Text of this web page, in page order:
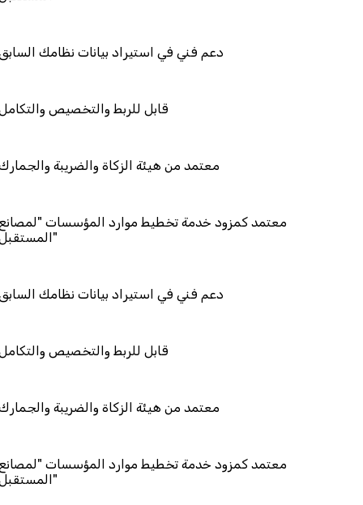
دعم فني في استيراد بيانات
قابل للربط
معتمد من هيئة الزكاة
معتمد كمزود خدمة تخطيط موارد
دعم فني في استيراد بيانات
قابل للربط
معتمد من هيئة الزكاة
معتمد كمزود خدمة تخطيط موارد